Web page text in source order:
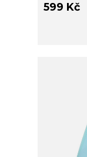
599 Kč